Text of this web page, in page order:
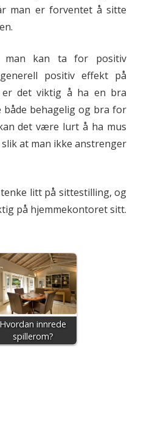
man er forventet å sitte
kan ta for positiv
positiv effekt på
er det viktig å ha en bra
behagelig og bra for
det være lurt å ha mus
at man ikke anstrenger
litt på sittestilling, og
på hjemmekontoret sitt.
Hvordan innrede
spillerom?